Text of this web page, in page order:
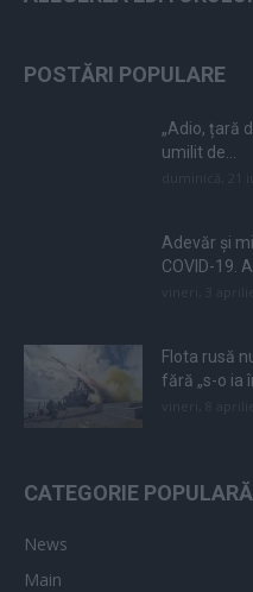
POSTĂRI POPULARE
„Adio, țară
umilit de...
Adevăr și
COVID-19.
Flota rusă
fără „s-o ia
CATEGORIE POPULARĂ
News
Main